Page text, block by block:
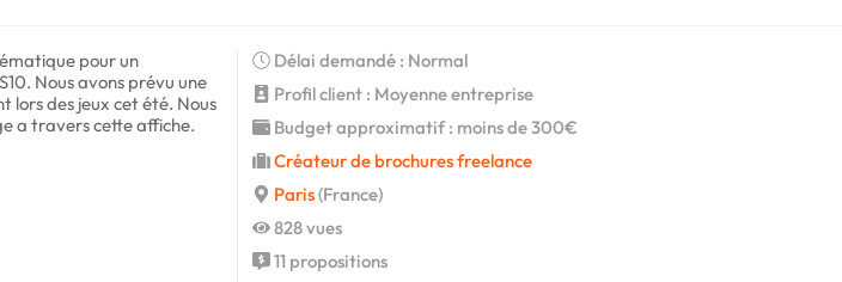
pour un
Nous avons prévu une
lors des jeux cet été. Nous
a travers cette affiche.
Délai demandé : Normal
Profil client : Moyenne entreprise
Budget approximatif : moins de 300€
Créateur de brochures freelance
Paris(France)
828 vues
11 propositions